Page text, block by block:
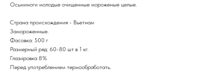
Осьминоги молодые очищенные мороженые целые.
Страна происхождения - Вьетнам
Замороженные.
Фасовка: 500 г
Размерный ряд: 60-80 шт в 1 кг.
Глазировка 8%
Перед употреблением термообработать.